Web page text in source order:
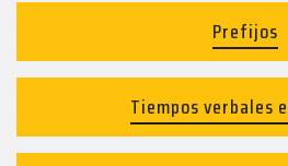
Prefijos
Tiempos verbales